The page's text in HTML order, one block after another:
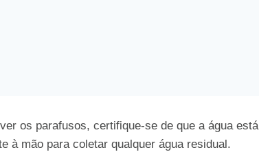
os parafusos, certifique-se de que a água está
à mão para coletar qualquer água residual.